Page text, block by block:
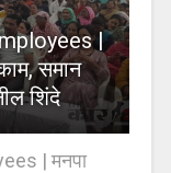
|
समान
शिंदे
| मनपा